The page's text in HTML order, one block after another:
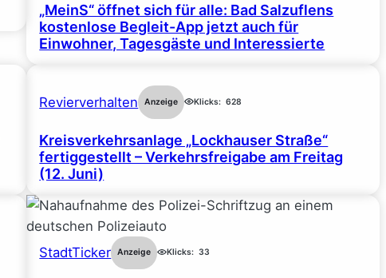
„MeinS“ öffnet sich für alle: Bad Salzuflens
kostenlose Begleit-App jetzt auch für
Einwohner, Tagesgäste und Interessierte
Revierverhalten Anzeige Klicks: 628
Kreisverkehrsanlage „Lockhauser Straße“
fertiggestellt – Verkehrsfreigabe am Freitag
(12. Juni)
StadtTicker Anzeige Klicks: 33